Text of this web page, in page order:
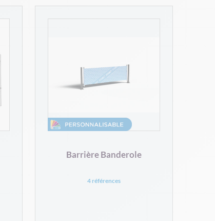
Barrière Banderole
4 références